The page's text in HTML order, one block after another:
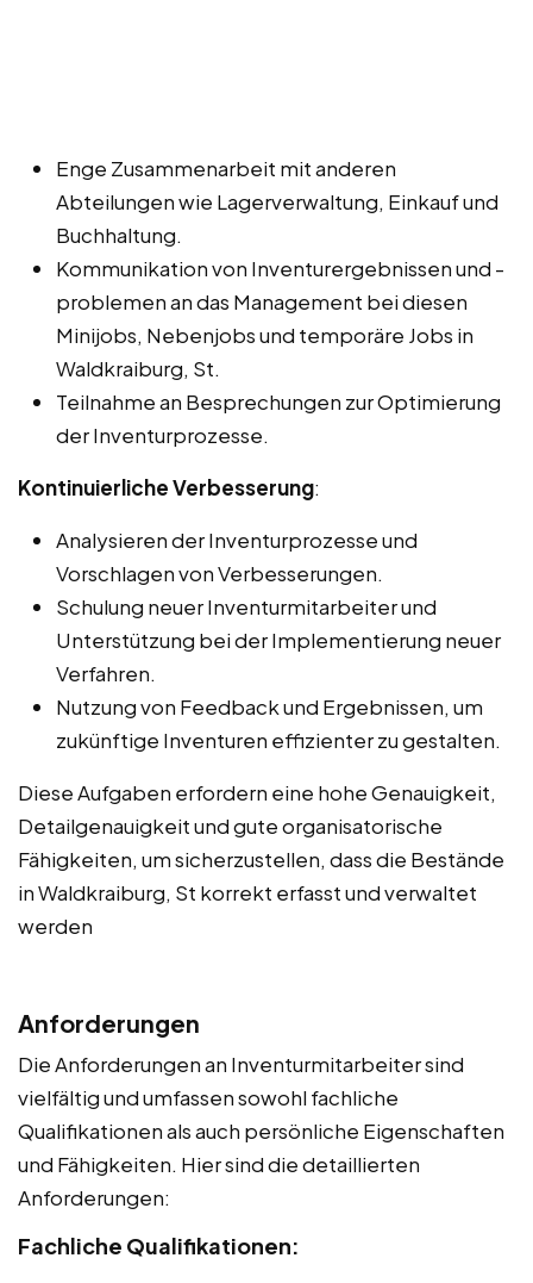
Enge Zusammenarbeit mit anderen
Abteilungen wie Lagerverwaltung, Einkauf und
Buchhaltung.
Kommunikation von Inventurergebnissen und -
problemen an das Management bei diesen
Minijobs, Nebenjobs und temporäre Jobs in
Waldkraiburg, St.
Teilnahme an Besprechungen zur Optimierung
der Inventurprozesse.
Kontinuierliche Verbesserung:
Analysieren der Inventurprozesse und
Vorschlagen von Verbesserungen.
Schulung neuer Inventurmitarbeiter und
Unterstützung bei der Implementierung neuer
Verfahren.
Nutzung von Feedback und Ergebnissen, um
zukünftige Inventuren effizienter zu gestalten.
Diese Aufgaben erfordern eine hohe Genauigkeit,
Detailgenauigkeit und gute organisatorische
Fähigkeiten, um sicherzustellen, dass die Bestände
in Waldkraiburg, St korrekt erfasst und verwaltet
werden
Anforderungen
Die Anforderungen an Inventurmitarbeiter sind
vielfältig und umfassen sowohl fachliche
Qualifikationen als auch persönliche Eigenschaften
und Fähigkeiten. Hier sind die detaillierten
Anforderungen:
Fachliche Qualifikationen: